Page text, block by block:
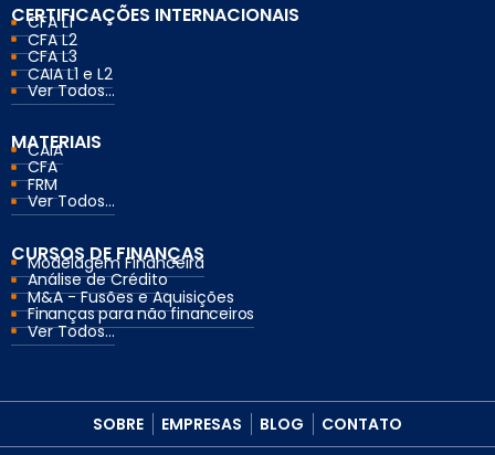
CERTIFICAÇÕES INTERNACIONAIS
CFA L1
CFA L2
CFA L3
CAIA L1 e L2
Ver Todos...
MATERIAIS
CAIA
CFA
FRM
Ver Todos...
CURSOS DE FINANÇAS
Modelagem Financeira
Análise de Crédito
M&A - Fusões e Aquisições
Finanças para não financeiros
Ver Todos...
SOBRE EMPRESAS BLOG CONTATO